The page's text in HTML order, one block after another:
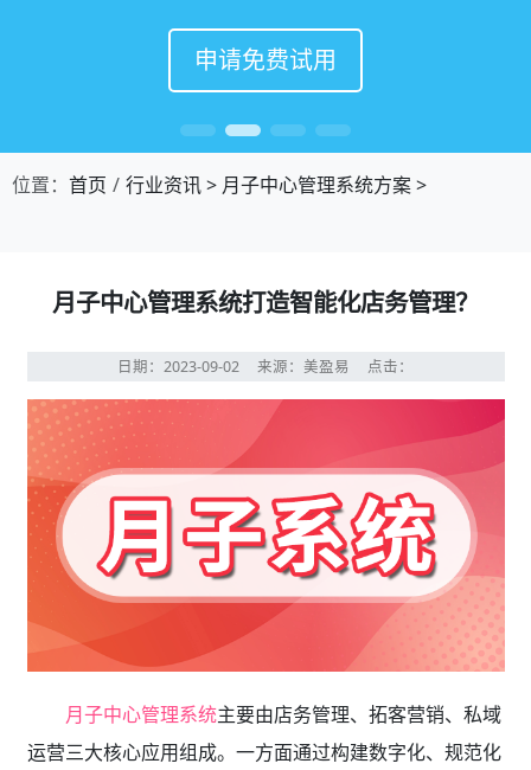
申请免费试用
申请免费试用
申请免费试用
申请免费试用
位置： 首页 行业资讯> 月子中心管理系统方案>
月子中心管理系统打造智能化店务管理？
日期：2023-09-02 来源：美盈易 点击：
月子中心管理系统主要由店务管理、拓客营销、私域
运营三大核心应用组成。一方面通过构建数字化、规范化